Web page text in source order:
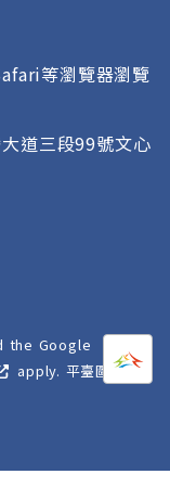
打開
等瀏覽器瀏覽
道三段99號文心
the Google
apply. 平臺圖像以